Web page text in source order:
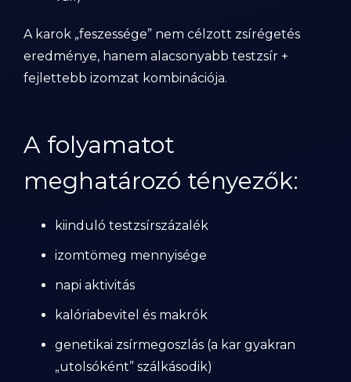
A karok „feszessége” nem célzott zsírégetés
eredménye, hanem alacsonyabb testzsír +
fejlettebb izomzat kombinációja.
A folyamatot
meghatározó tényezők:
kiinduló testzsírszázalék
izomtömeg mennyisége
napi aktivitás
kalóriabevitel és makrók
genetikai zsírmegoszlás (a kar gyakran
„utolsóként” szálkásodik)